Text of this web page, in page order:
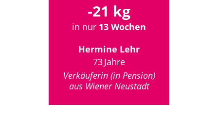
-21 kg
in nur 13 Wochen
Hermine Lehr
73 Jahre
Verkäuferin (in Pension)
aus Wiener Neustadt